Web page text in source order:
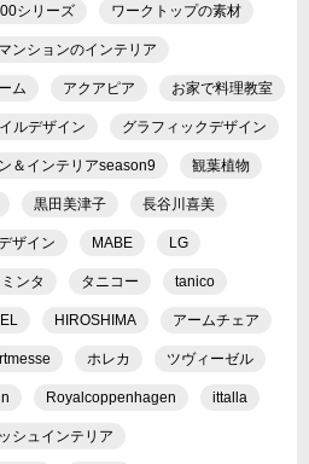
シリーズ ワークトップの素材
マンションのインテリア
ム アクアピア お家で料理教室
ルデザイン グラフィックデザイン
＆インテリアseason9 観葉植物
黒田美津子 長谷川喜美
ザイン MABE LG
ミンタ タニコー tanico
HIROSHIMA アームチェア
ホレカ ツヴィーゼル
Royalcoppenhagen ittalla
シュインテリア